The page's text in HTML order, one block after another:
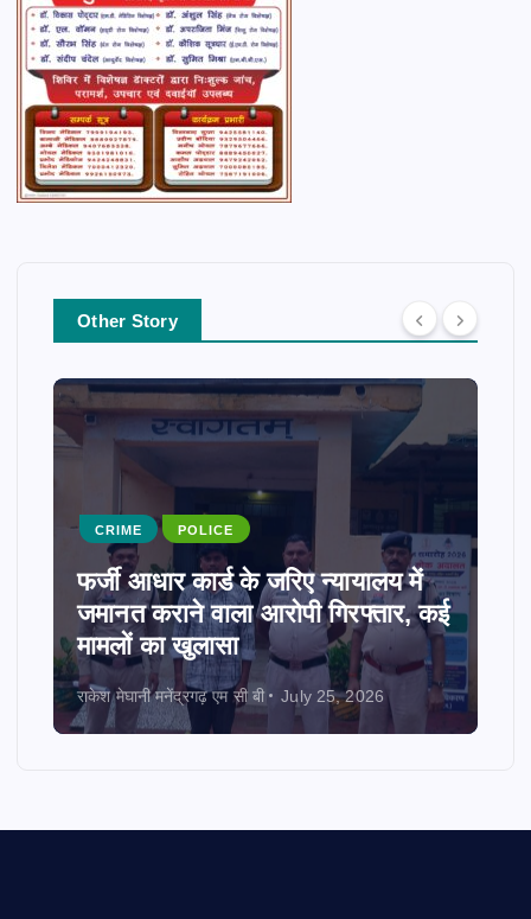
Other Story
CRIME POLICE
फर्जी आधार कार्ड के जरिए न्यायालय में
जमानत कराने वाला आरोपी गिरफ्तार, कई
मामलों का खुलासा
राकेश मेघानी मनेंद्रगढ़ एम सी बी July 25, 2026